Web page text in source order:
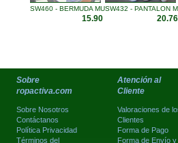
SW460 - BERMUDA MULTIBOLSI ...
15.90 €
SW432 - PANTALON
Sobre
ropactiva.com
Sobre Nosotros
Contáctanos
Política Privacidad
Términos del
Atención al
Cliente
Valoraciones de
Clientes
Forma de Pago
Forma de Envío y